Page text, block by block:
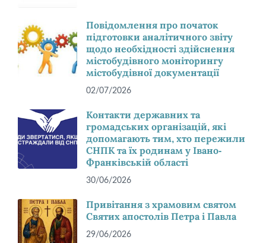
Повідомлення про початок
підготовки аналітичного звіту
щодо необхідності здійснення
містобудівного моніторингу
містобудівної документації
02/07/2026
Контакти державних та
громадських організацій, які
допомагають тим, хто пережили
СНПК та їх родинам у Івано-
Франківській області
30/06/2026
Привітання з храмовим святом
Святих апостолів Петра і Павла
29/06/2026